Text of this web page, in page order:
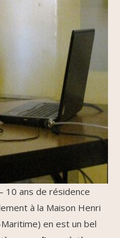
10 ans de résidence
à la Maison Henri
en est un bel